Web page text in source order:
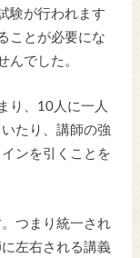
験が行われます
ことが必要にな
んでした。
り、10人に一人
たり、講師の強
ンを引くことを
つまり統一され
左右される講義